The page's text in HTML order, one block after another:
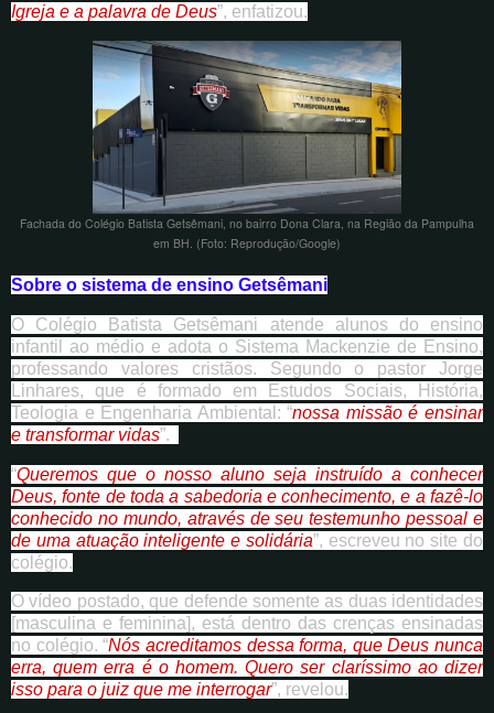
Igreja e a palavra de Deus”, enfatizou.
Fachada do Colégio Batista Getsêmani, no bairro Dona Clara, na Região da Pampulha
em BH. (Foto: Reprodução/Google)
Sobre o sistema de ensino Getsêmani
O Colégio Batista Getsêmani atende alunos do ensino
infantil ao médio e adota o Sistema Mackenzie de Ensino,
professando valores cristãos. Segundo o pastor Jorge
Linhares, que é formado em Estudos Sociais, História,
Teologia e Engenharia Ambiental: “nossa missão é ensinar
e transformar vidas”.
“Queremos que o nosso aluno seja instruído a conhecer
Deus, fonte de toda a sabedoria e conhecimento, e a fazê-lo
conhecido no mundo, através de seu testemunho pessoal e
de uma atuação inteligente e solidária”, escreveu no site do
colégio.
O vídeo postado, que defende somente as duas identidades
[masculina e feminina], está dentro das crenças ensinadas
no colégio. “Nós acreditamos dessa forma, que Deus nunca
erra, quem erra é o homem. Quero ser claríssimo ao dizer
isso para o juiz que me interrogar”, revelou.